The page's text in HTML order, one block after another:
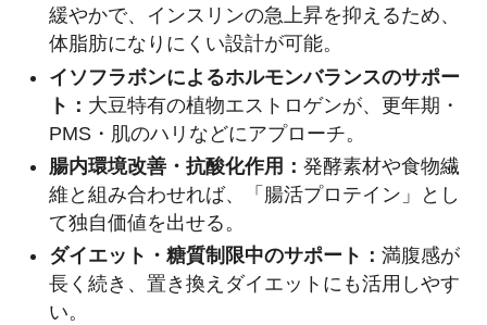
緩やかで、インスリンの急上昇を抑えるため、
体脂肪になりにくい設計が可能。
イソフラボンによるホルモンバランスのサポー
ト： 大豆特有の植物エストロゲンが、更年期・
PMS・肌のハリなどにアプローチ。
腸内環境改善・抗酸化作用： 発酵素材や食物繊
維と組み合わせれば、「腸活プロテイン」とし
て独自価値を出せる。
ダイエット・糖質制限中のサポート： 満腹感が
長く続き、置き換えダイエットにも活用しやす
い。